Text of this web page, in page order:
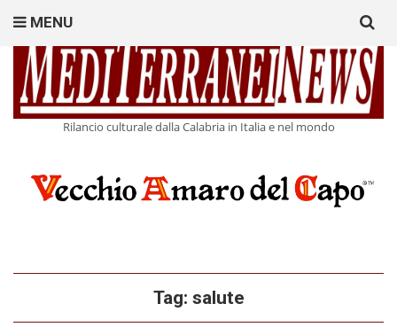
Rilancio culturale dalla Calabria in Italia e nel mondo
MENU
for:
Tag: salute